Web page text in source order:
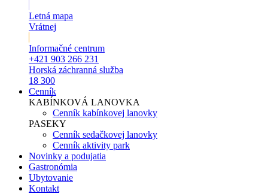
Letná mapa
Vrátnej
Informačné centrum
+421 903 266 231
Horská záchranná služba
18 300
Cenník
KABÍNKOVÁ LANOVKA
Cenník kabínkovej lanovky
PASEKY
Cenník sedačkovej lanovky
Cenník aktivity park
Novinky a podujatia
Gastronómia
Ubytovanie
Kontakt